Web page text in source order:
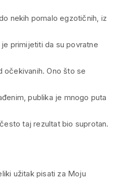
nekih pomalo egzotičnih, iz
primijetiti da su povratne
očekivanih. Ono što se
publika je mnogo puta
taj rezultat bio suprotan.
užitak pisati za Moju